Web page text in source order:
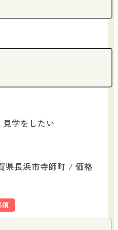
見学をしたい
県長浜市寺師町 / 価格
須